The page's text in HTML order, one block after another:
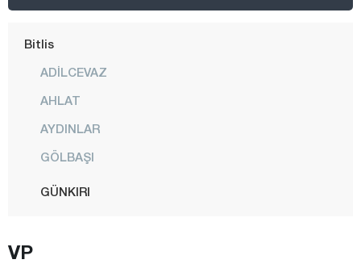
Bingöl
Bitlis
ADİLCEVAZ
AHLAT
AYDINLAR
GÖLBAŞI
GÜNKIRI
VP